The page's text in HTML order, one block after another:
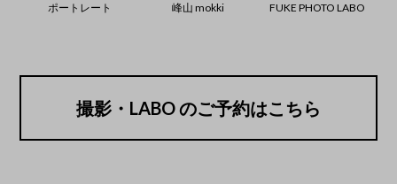
ポートレート 峰山 mokki FUKE PHOTO LABO
撮影・LABO のご予約はこちら